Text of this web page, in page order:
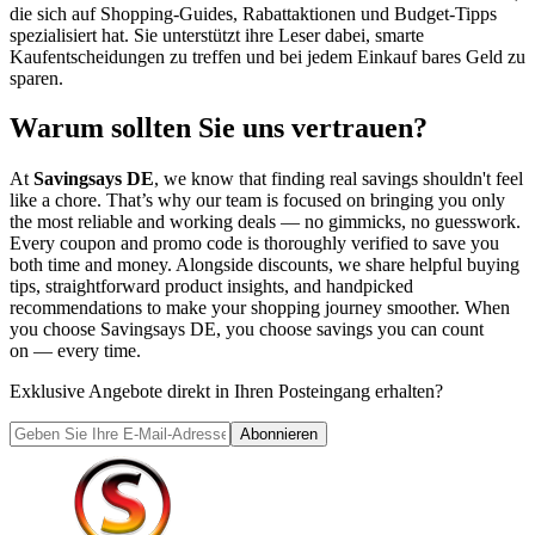
die sich auf Shopping-Guides, Rabattaktionen und Budget-Tipps
spezialisiert hat. Sie unterstützt ihre Leser dabei, smarte
Kaufentscheidungen zu treffen und bei jedem Einkauf bares Geld zu
sparen.
Warum sollten Sie uns vertrauen?
At Savingsays DE, we know that finding real savings shouldn't feel
like a chore. That’s why our team is focused on bringing you only
the most reliable and working deals — no gimmicks, no guesswork.
Every coupon and promo code is thoroughly verified to save you
both time and money. Alongside discounts, we share helpful buying
tips, straightforward product insights, and handpicked
recommendations to make your shopping journey smoother. When
you choose Savingsays DE, you choose savings you can count
on — every time.
Exklusive Angebote direkt in Ihren Posteingang erhalten?
Abonnieren